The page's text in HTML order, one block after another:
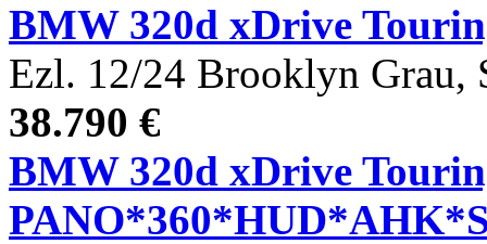
BMW 320d xDrive
Ezl. 12/24 Brooklyn Grau,
38.790 €
BMW 320d xDrive